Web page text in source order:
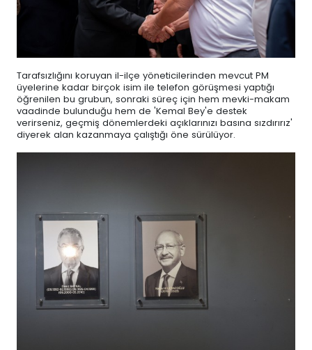
Tarafsızlığını koruyan il-ilçe yöneticilerinden mevcut PM
üyelerine kadar birçok isim ile telefon görüşmesi yaptığı
öğrenilen bu grubun, sonraki süreç için hem mevki-makam
vaadinde bulunduğu hem de 'Kemal Bey'e destek
verirseniz, geçmiş dönemlerdeki açıklarınızı basına sızdırırız'
diyerek alan kazanmaya çalıştığı öne sürülüyor.